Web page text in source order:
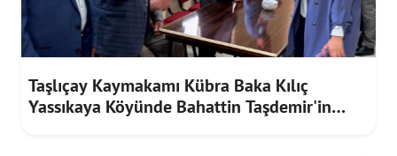
Taşlıçay Kaymakamı Kübra Baka Kılıç
Yassıkaya Köyünde Bahattin Taşdemir'in